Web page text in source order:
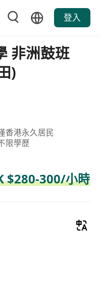
登入
非洲鼓班
)
香港永久居民
限學歷
$280-300/小時